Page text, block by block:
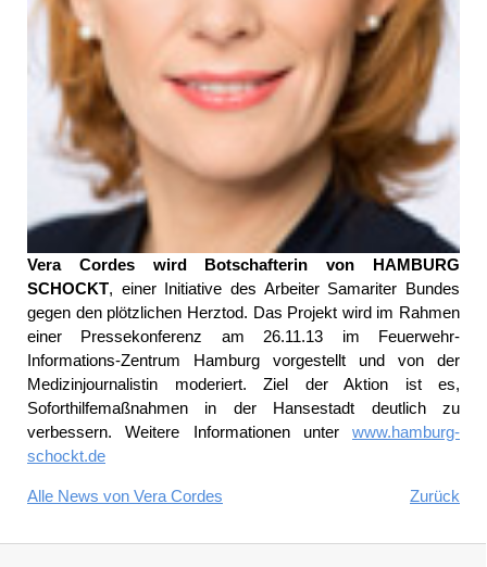
Vera Cordes
wird Botschafterin von HAMBURG
SCHOCKT, einer Initiative des Arbeiter Samariter Bundes
gegen den plötzlichen Herztod. Das Projekt wird im Rahmen
einer Pressekonferenz am 26.11.13 im Feuerwehr-
Informations-Zentrum Hamburg vorgestellt und von der
Medizinjournalistin moderiert. Ziel der Aktion ist es,
Soforthilfemaßnahmen in der Hansestadt deutlich zu
verbessern. Weitere Informationen unter www.hamburg-
schockt.de
Alle News von Vera Cordes Zurück